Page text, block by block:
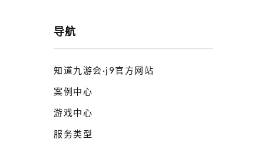
导航
知道九游会·j9官方网站
案例中心
游戏中心
服务类型